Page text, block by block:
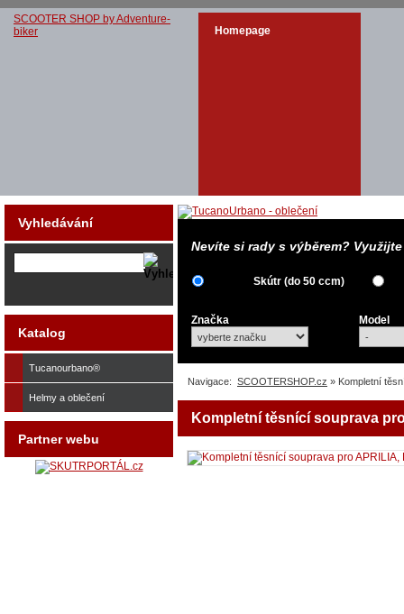
SCOOTER SHOP by Adventure-
biker
Homepage
Nevíte si rady s výběrem?
Skútr (do 50 ccm)
Značka Model
Navigace: SCOOTERSHOP.cz » Kompletní
Kompletní těsnící souprava
Vyhledávání
Katalog
Tucanourbano®
Helmy a oblečení
Partner webu